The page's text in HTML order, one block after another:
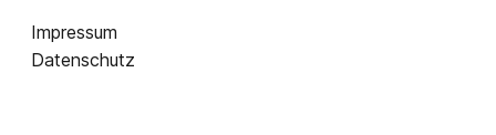
Impressum
Datenschutz